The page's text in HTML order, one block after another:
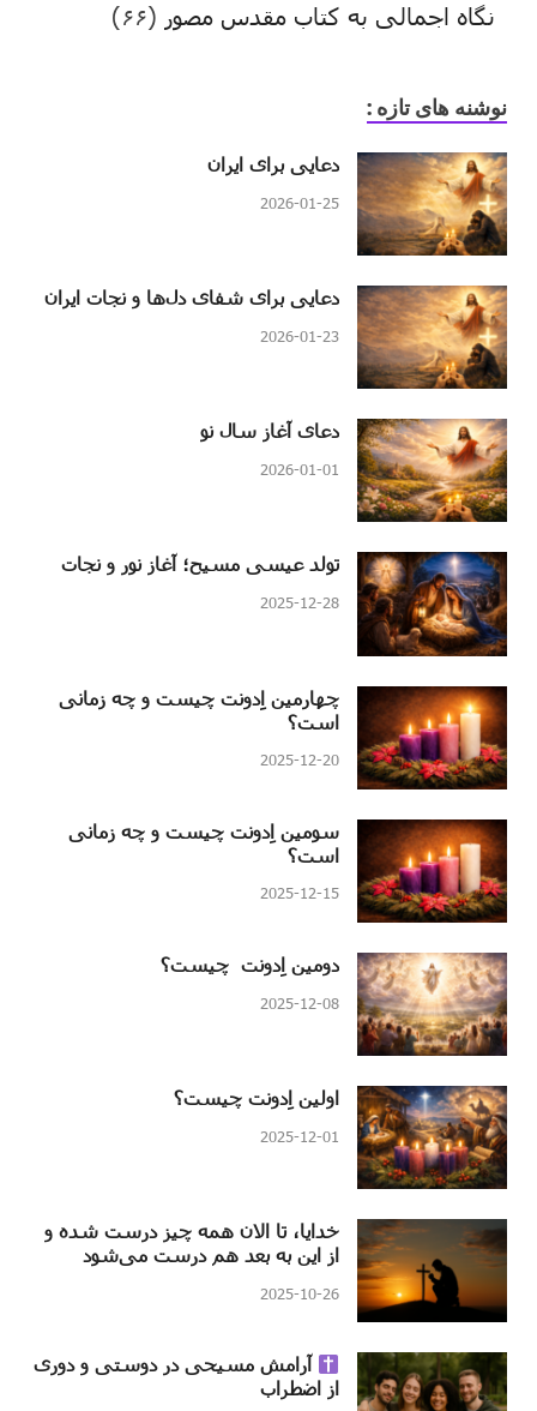
نگاه اجمالی به کتاب مقدس مصور (۶۶)
نوشنه های تازه :
دعایی برای ایران
2026-01-25
دعایی برای شفای دل‌ها و نجات ایران
2026-01-23
دعای آغاز سال نو
2026-01-01
تولد عیسی مسیح؛ آغاز نور و نجات
2025-12-28
چهارمین اِدونت چیست و چه زمانی
است؟
2025-12-20
سومین اِدونت چیست و چه زمانی
است؟
2025-12-15
دومین اِدونت چیست؟
2025-12-08
اولین اِدونت چیست؟
2025-12-01
خدایا، تا الان همه چیز درست شده و
از این به بعد هم درست می‌شود
2025-10-26
آرامش مسیحی در دوستی و دوری
از اضطراب